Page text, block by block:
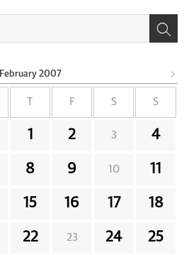
February 2007
F S S
1 2 3 4
8 9 10 11
15 16 17 18
22 23 24 25